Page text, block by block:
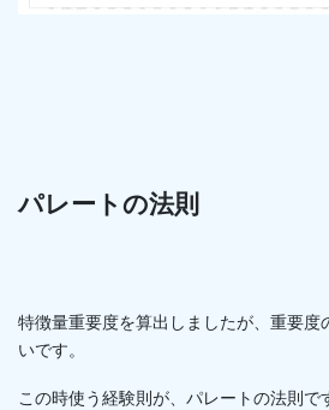
パレートの法則
特徴量重要度を算出しましたが、重要度
いです。
この時使う経験則が、パレートの法則で